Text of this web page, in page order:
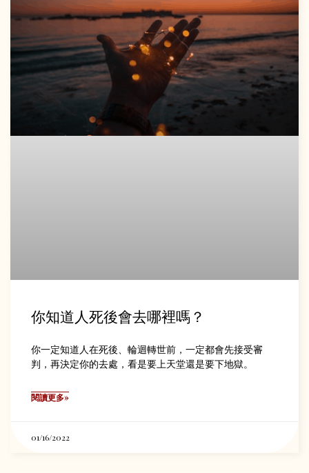
你知道人死後會去哪裡嗎？
你一定知道人在死後、輪迴轉世前，一定都會先接受審
判，再決定你的去處，看是要上天堂還是要下地獄。
閱讀更多»
01/16/2022